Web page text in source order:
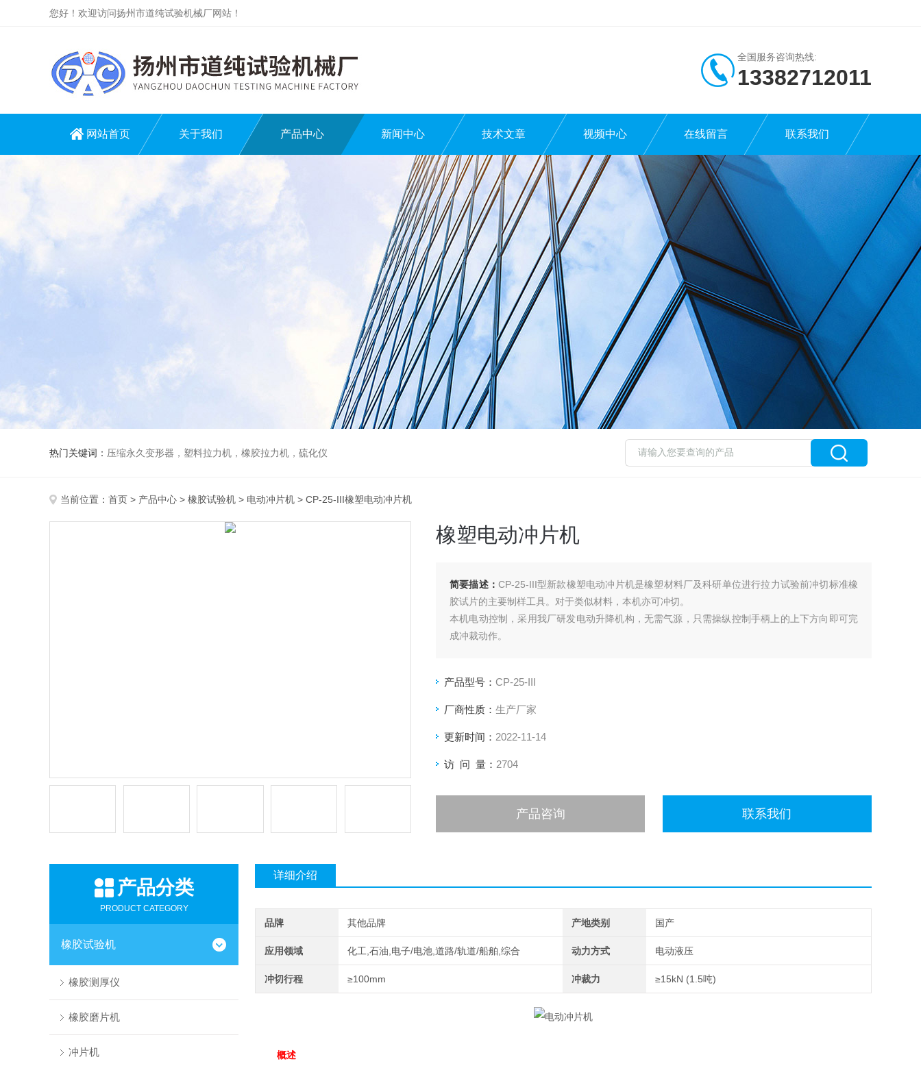
您好！欢迎访问扬州市道纯试验机械厂网站！
全国服务咨询热线:
13382712011
网站首页 关于我们 产品中心 新闻中心 技术文章 视频中心 在线留言 联系我们
热门关键词： 压缩永久变形器，塑料拉力机，橡胶拉力机，硫化仪
当前位置： 首页 > 产品中心 > 橡胶试验机 > 电动冲片机 > CP-25-III橡塑电动冲片机
橡塑电动冲片机
简要描述： CP-25-III型新款橡塑电动冲片机是橡塑材料厂及科研单位进行拉力试验前冲切标准橡
胶试片的主要制样工具。对于类似材料，本机亦可冲切。
本机电动控制，采用我厂研发电动升降机构，无需气源，只需操纵控制手柄上的上下方向即可完
成冲裁动作。
产品型号： CP-25-III
厂商性质： 生产厂家
更新时间： 2022-11-14
访 问 量： 2704
产品咨询 联系我们
产品分类
PRODUCT CATEGORY
橡胶试验机
橡胶测厚仪
橡胶磨片机
冲片机
详细介绍
品牌 其他品牌 产地类别 国产
应用领域 化工,石油,电子/电池,道路/轨道/船舶,综合 动力方式 电动液压
冲切行程 ≥100mm 冲裁力 ≥15kN (1.5吨)
概述